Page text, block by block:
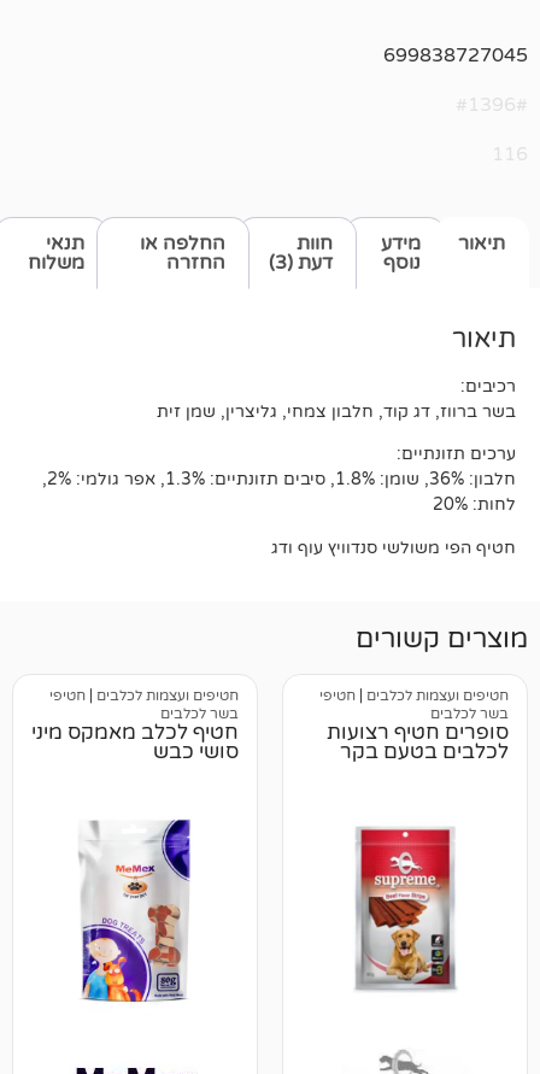
תנאי
משלוח
חוות
דעת (3)
החלפה או
החזרה
חלבון צמחי, גליצרין, שמן זית
חלבון: 36%, שומן: 1.8%, סיבים תזונתיים: 1.3%, אפר גולמי: 2%,
סנדוויץ עוף ודג
|חטיפי
רצועות
בקר
חטיפים ועצמות לכלבים|חטיפי
חטיף לכלב מאמקס מיני
סושי כבש